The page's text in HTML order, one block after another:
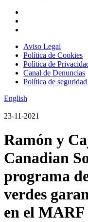
Aviso Legal
Política de Cookies
Política de
Canal de Denuncias
Política de
English
23-11-2021
Ramón y
Canadian
programa
verdes
en el MARF